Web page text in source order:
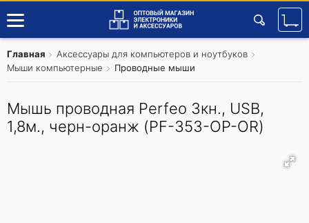
Главная
Аксессуары для компьютеров и ноутбуков
Мыши компьютерные
Проводные мыши
Мышь проводная Perfeo 3кн., USB,
1,8м., черн-оранж (PF-353-OP-OR)